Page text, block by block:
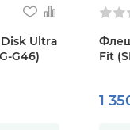
Ultra
G46)
Fit
1